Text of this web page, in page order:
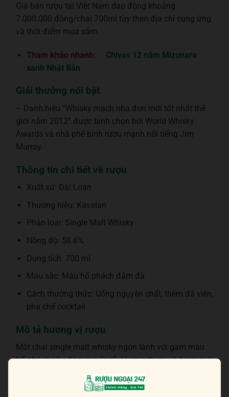
Giá bán rượu tại Việt Nam dao động khoảng
7.000.000 đồng/chai 700ml tùy theo địa chỉ cung ứng
và thời điểm mua sắm.
Tham khảo nhanh:
Chivas 12 năm Mizunara
xanh Nhật Bản
Giải thưởng nổi bật
– Danh hiệu “Whisky mạch nha đơn mới tốt nhất thế
giới năm 2012” được bình chọn bởi World Whisky
Awards và nhà phê bình rượu mạnh nổi tiếng Jim
Murray.
Thông tin chi tiết về rượu
Xuất xứ: Đài Loan
Thương hiệu: Kavalan
Phân loại: Single Malt Whisky
Nồng độ: 58.6%
Dung tích: 700 ml
Màu sắc: Màu hổ phách đậm đà
Cách thưởng thức: Uống nguyên chất, thêm đá viên,
pha chế cocktail
Mô tả hương vị rượu
Một chai single malt whisky ngon lành với gam màu
hổ phách sâu đậm quyến rũ. Hương thơm và hương vị
mang âm hưởng mạnh mẽ của thùng sherry với sự dịu
dàng, tinh tế, các tầng lớp trái cây ngọt ngào hòa